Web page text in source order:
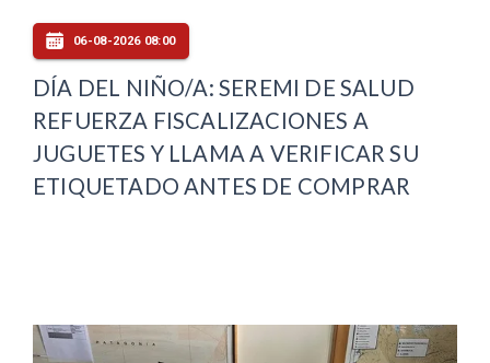
06-08-2026 08:00
DÍA DEL NIÑO/A: SEREMI DE SALUD
REFUERZA FISCALIZACIONES A
JUGUETES Y LLAMA A VERIFICAR SU
ETIQUETADO ANTES DE COMPRAR